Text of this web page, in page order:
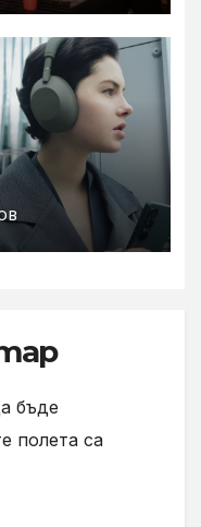
„Olive
бъде
полета са